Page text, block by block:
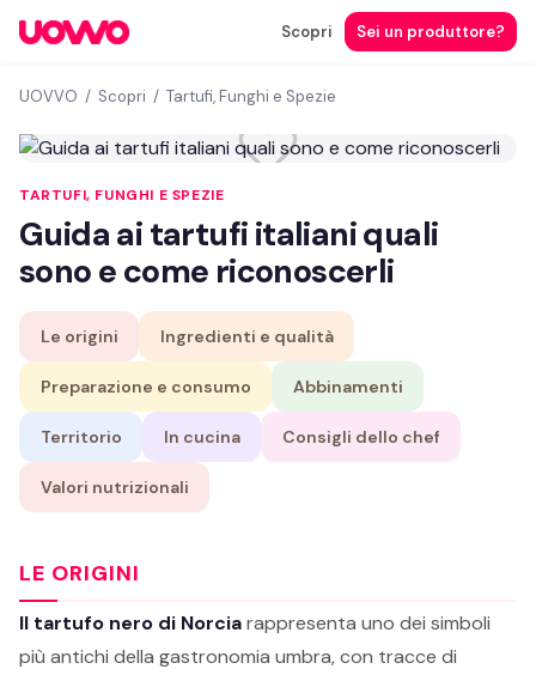
Scopri Sei un produttore?
UOVVO / Scopri / Tartufi, Funghi e Spezie
TARTUFI, FUNGHI E SPEZIE
Guida ai tartufi italiani quali
sono e come riconoscerli
Le origini Ingredienti e qualità
Preparazione e consumo Abbinamenti
Territorio In cucina Consigli dello chef
Valori nutrizionali
LE ORIGINI
Il tartufo nero di Norciarappresenta uno dei simboli
più antichi della gastronomia umbra, con tracce di